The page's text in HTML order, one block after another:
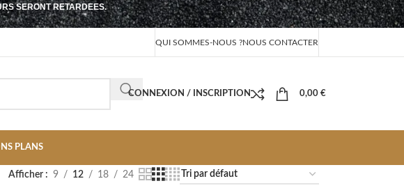
SERONT RETARDEES.
QUI SOMMES-NOUS ?NOUS CONTACTER
CONNEXION / INSCRIPTION 0,00 €
PLANS
Afficher 9 12 18 24